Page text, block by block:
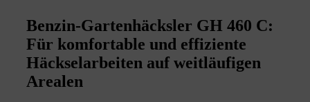
Benzin-Gartenhäcksler GH 460 C:
Für komfortable und effiziente
Häckselarbeiten auf weitläufigen
Arealen